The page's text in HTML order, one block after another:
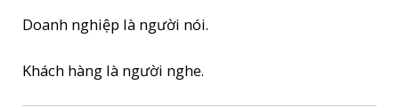
Doanh nghiệp là người nói.
Khách hàng là người nghe.